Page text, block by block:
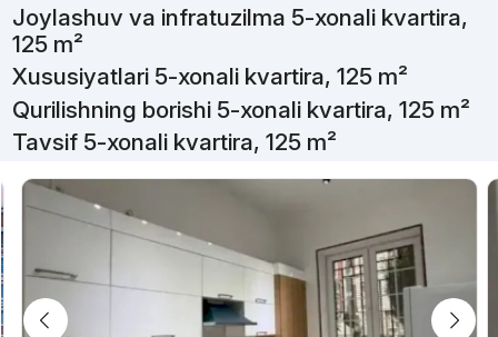
Joylashuv va infratuzilma 5-xonali kvartira,
125 m²
Xususiyatlari 5-xonali kvartira, 125 m²
Qurilishning borishi 5-xonali kvartira, 125 m²
Tavsif 5-xonali kvartira, 125 m²